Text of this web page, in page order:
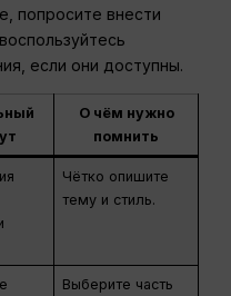
попросите внести
если они доступны.
О чём нужно
помнить
Чётко опишите
тему и стиль.
Выберите часть